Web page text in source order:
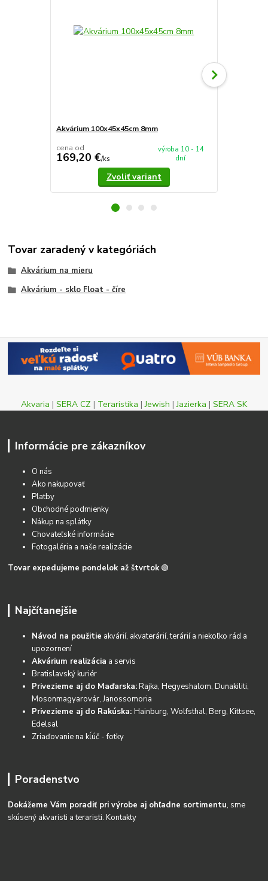
Akvárium 100x45x45cm 8mm
cena od
169,20 €/ks
výroba 10 - 14
dní
Zvoliť variant
Tovar zaradený v kategóriách
Akvárium na mieru
Akvárium - sklo Float - číre
Akvaria | SERA CZ | Teraristika |Jewish |Jazierka | SERA SK
Informácie pre zákazníkov
O nás
Ako nakupovať
Platby
Obchodné podmienky
Nákup na splátky
Chovateľské informácie
Fotogaléria a naše realizácie
Tovar expedujeme pondelok až štvrtok 🟢
Najčítanejšie
Návod na použitie akvárií, akvaterárií, terárií a niekoľko rád a
upozornení
Akvárium realizácia a servis
Bratislavský kuriér
Privezieme aj do Maďarska:Rajka, Hegyeshalom, Dunakiliti,
Mosonmagyarovár, Janossomoria
Privezieme aj do Rakúska:Hainburg, Wolfsthal, Berg, Kittsee,
Edelsal
Zriaďovanie na kĺúč - fotky
Poradenstvo
Dokážeme Vám poradiť pri výrobe aj ohľadne sortimentu, sme
skúsený akvaristi a teraristi.Kontakty